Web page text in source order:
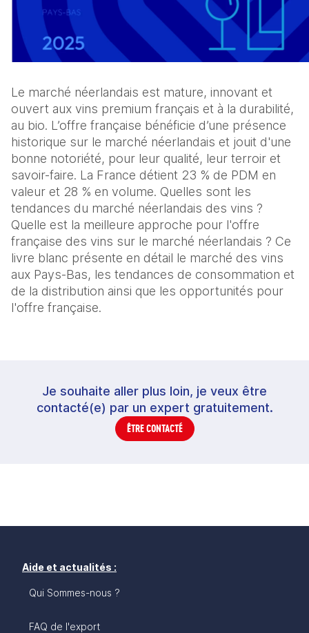
Le marché néerlandais est mature, innovant et
ouvert aux vins premium français et à la durabilité,
au bio. L’offre française bénéficie d’une présence
historique sur le marché néerlandais et jouit d'une
bonne notoriété, pour leur qualité, leur terroir et
savoir-faire. La France détient 23 % de PDM en
valeur et 28 % en volume. Quelles sont les
tendances du marché néerlandais des vins ?
Quelle est la meilleure approche pour l'offre
française des vins sur le marché néerlandais ? Ce
livre blanc présente en détail le marché des vins
aux Pays-Bas, les tendances de consommation et
de la distribution ainsi que les opportunités pour
l'offre française.
Je souhaite aller plus loin, je veux être
contacté(e) par un expert gratuitement.
ÊTRE CONTACTÉ
Aide et actualités :
Qui Sommes-nous ?
FAQ de l'export